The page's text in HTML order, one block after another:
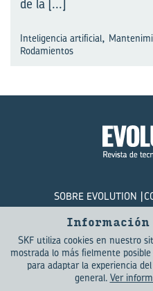
de la [...]
Inteligencia artificial,
Rodamientos
SOBRE EVOLUTION
POLÍTICA DE
© SKF
Información
SKF utiliza cookies en nuestro
mostrada lo más fielmente
para adaptar la experiencia
general. Ver